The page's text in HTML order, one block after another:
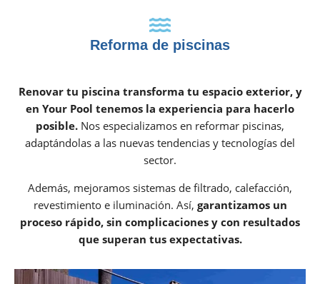
Reforma de piscinas
Renovar tu piscina transforma tu espacio exterior, y
en Your Pool tenemos la experiencia para hacerlo
posible. Nos especializamos en reformar piscinas,
adaptándolas a las nuevas tendencias y tecnologías del
sector.
Además, mejoramos sistemas de filtrado, calefacción,
revestimiento e iluminación. Así, garantizamos un
proceso rápido, sin complicaciones y con resultados
que superan tus expectativas.